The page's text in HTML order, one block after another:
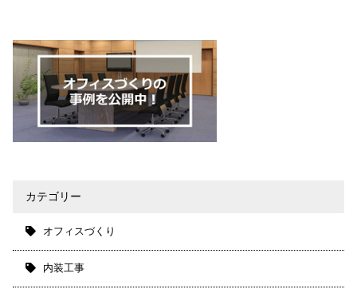
カテゴリー
オフィスづくり
内装工事